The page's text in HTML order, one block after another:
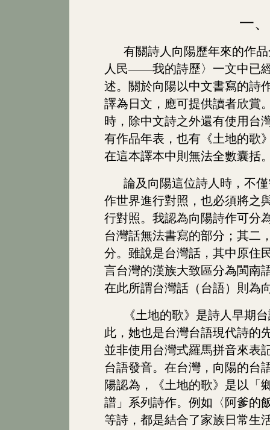
一、
有關詩人向陽歷年來的作
人民――我的詩歷〉一文中已
述。關於向陽以中文書寫的詩
譯為日文，應可提供讀者欣賞
時，除中文詩之外還有使用台
有作品年表，也有《土地的歌
在這本譯本中則無法全數囊括
論及向陽這位詩人時，不
作世界進行對照，也必須將之
行對照。我認為向陽詩作可分
台灣話無法書寫的部分；其二
分。雖說是台灣話，其中原住
言台灣的漢族大致區分為閩南
在此所謂台灣話（台語）則為
《土地的歌》是詩人早期
此，她也是台灣台語現代詩的
並非使用台灣式羅馬拼音來表
台語發音。在台灣，向陽的台
陽認為，《土地的歌》是以「
譜」系列詩作。例如〈阿爹的
等詩，都是結合了家族日常生